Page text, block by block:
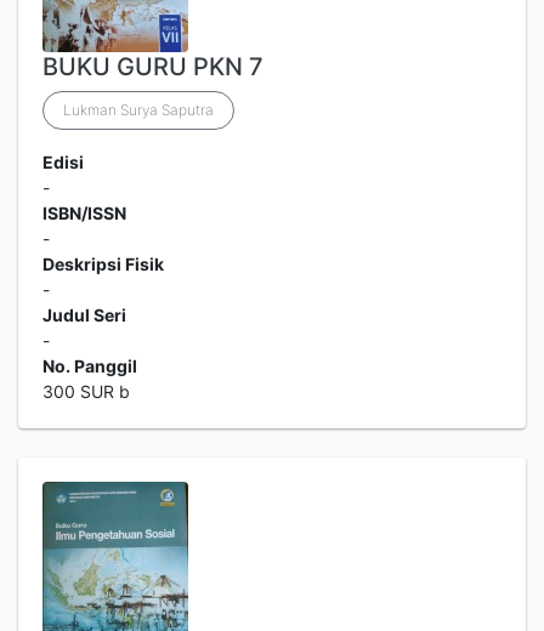
BUKU GURU PKN 7
Lukman Surya Saputra
Edisi
-
ISBN/ISSN
-
Deskripsi Fisik
-
Judul Seri
-
No. Panggil
300 SUR b